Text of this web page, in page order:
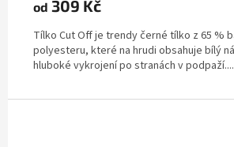
od 309 Kč
Tílko Cut Off je trendy černé tílko z 65 %
polyesteru, které na hrudi obsahuje bílý
hluboké vykrojení po stranách v podpaží....